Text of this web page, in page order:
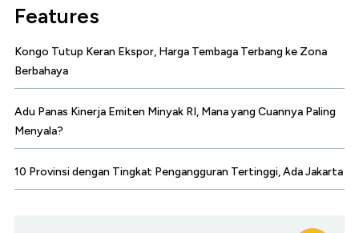
Features
Kongo Tutup Keran Ekspor, Harga Tembaga Terbang ke Zona
Berbahaya
Adu Panas Kinerja Emiten Minyak RI, Mana yang Cuannya Paling
Menyala?
10 Provinsi dengan Tingkat Pengangguran Tertinggi, Ada Jakarta